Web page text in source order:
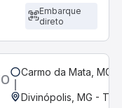
Embarque
direto
Carmo da Mata, MG
Divinópolis, MG -